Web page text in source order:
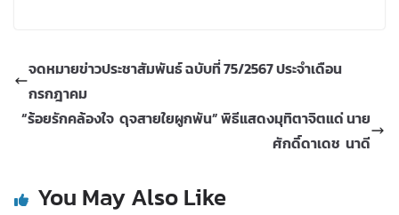
จดหมายข่าวประชาสัมพันธ์ ฉบับที่ 75/2567 ประจำเดือน
กรกฎาคม
“ร้อยรักคล้องใจ ดุจสายใยผูกพัน” พิธีแสดงมุทิตาจิตแด่ นาย
ศักดิ์ดาเดช นาดี
You May Also Like